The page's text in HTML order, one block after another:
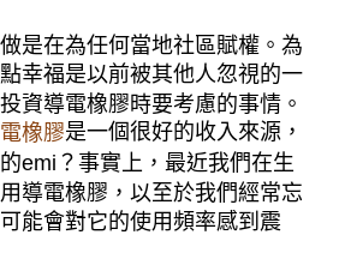
是在為任何當地社區賦權。為
幸福是以前被其他人忽視的一
資導電橡膠時要考慮的事情。
橡膠是一個很好的收入來源，
emi？事實上，最近我們在生
導電橡膠，以至於我們經常忘
能會對它的使用頻率感到震